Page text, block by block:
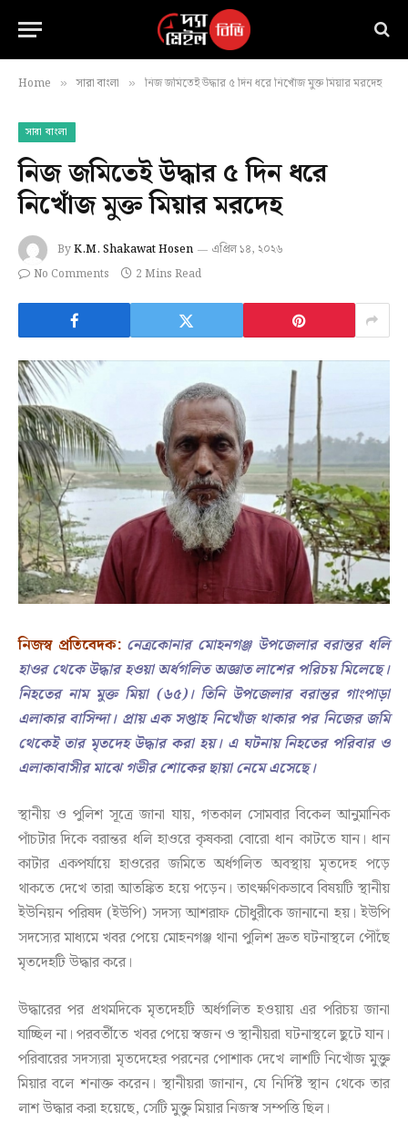
Home » সারা বাংলা » নিজ জমিতেই উদ্ধার ৫ দিন ধরে নিখোঁজ মুক্ত মিয়ার মরদেহ
সারা বাংলা
নিজ জমিতেই উদ্ধার ৫ দিন ধরে
নিখোঁজ মুক্ত মিয়ার মরদেহ
ByK.M. Shakawat Hosen
এপ্রিল ১৪, ২০২৬
No Comments
2 Mins Read
নিজস্ব প্রতিবেদক: নেত্রকোনার মোহনগঞ্জ উপজেলার বরান্তর ধলি
হাওর থেকে উদ্ধার হওয়া অর্ধগলিত অজ্ঞাত লাশের পরিচয় মিলেছে।
নিহতের নাম মুক্ত মিয়া (৬৫)। তিনি উপজেলার বরান্তর গাংপাড়া
এলাকার বাসিন্দা। প্রায় এক সপ্তাহ নিখোঁজ থাকার পর নিজের জমি
থেকেই তার মৃতদেহ উদ্ধার করা হয়। এ ঘটনায় নিহতের পরিবার ও
এলাকাবাসীর মাঝে গভীর শোকের ছায়া নেমে এসেছে।
স্থানীয় ও পুলিশ সূত্রে জানা যায়, গতকাল সোমবার বিকেল আনুমানিক
পাঁচটার দিকে বরান্তর ধলি হাওরে কৃষকরা বোরো ধান কাটতে যান। ধান
কাটার একপর্যায়ে হাওরের জমিতে অর্ধগলিত অবস্থায় মৃতদেহ পড়ে
থাকতে দেখে তারা আতঙ্কিত হয়ে পড়েন। তাৎক্ষণিকভাবে বিষয়টি স্থানীয়
ইউনিয়ন পরিষদ (ইউপি) সদস্য আশরাফ চৌধুরীকে জানানো হয়। ইউপি
সদস্যের মাধ্যমে খবর পেয়ে মোহনগঞ্জ থানা পুলিশ দ্রুত ঘটনাস্থলে পৌঁছে
মৃতদেহটি উদ্ধার করে।
উদ্ধারের পর প্রথমদিকে মৃতদেহটি অর্ধগলিত হওয়ায় এর পরিচয় জানা
যাচ্ছিল না। পরবর্তীতে খবর পেয়ে স্বজন ও স্থানীয়রা ঘটনাস্থলে ছুটে যান।
পরিবারের সদস্যরা মৃতদেহের পরনের পোশাক দেখে লাশটি নিখোঁজ মুক্তু
মিয়ার বলে শনাক্ত করেন। স্থানীয়রা জানান, যে নির্দিষ্ট স্থান থেকে তার
লাশ উদ্ধার করা হয়েছে, সেটি মুক্তু মিয়ার নিজস্ব সম্পত্তি ছিল।